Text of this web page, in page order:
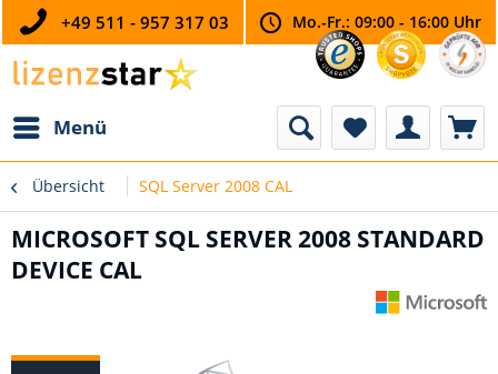
+49 511 - 957 317 03 Mo.-Fr.: 09:00 - 16:00 Uhr
Menü
Übersicht SQL Server 2008 CAL
MICROSOFT SQL SERVER 2008 STANDARD
DEVICE CAL